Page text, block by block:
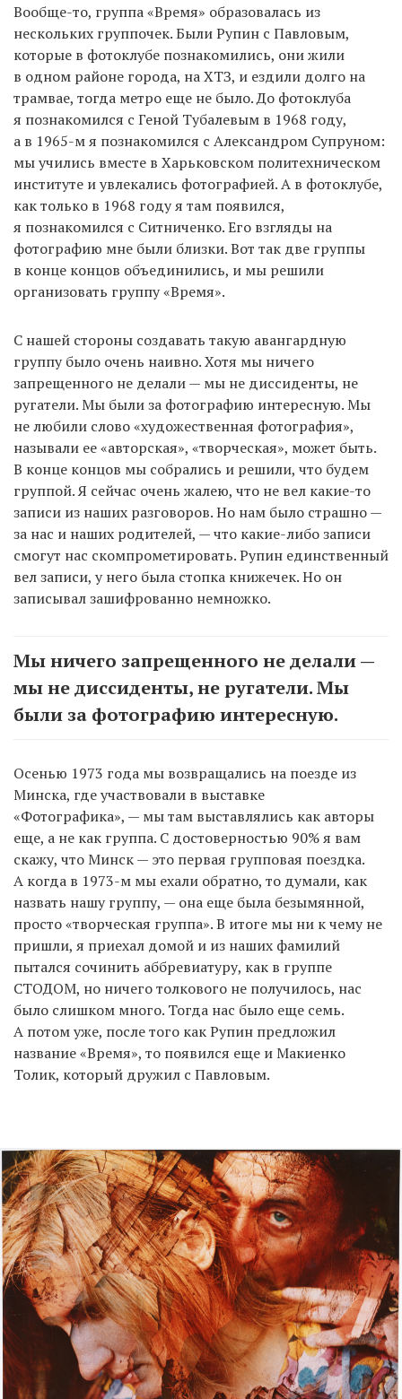
Вообще-то, группа «Время» образовалась из
нескольких группочек. Были Рупин с Павловым,
которые в фотоклубе познакомились, они жили
в одном районе города, на ХТЗ, и ездили долго на
трамвае, тогда метро еще не было. До фотоклуба
я познакомился с Геной Тубалевым в 1968 году,
а в 1965-м я познакомился с Александром Супруном:
мы учились вместе в Харьковском политехническом
институте и увлекались фотографией. А в фотоклубе,
как только в 1968 году я там появился,
я познакомился с Ситниченко. Его взгляды на
фотографию мне были близки. Вот так две группы
в конце концов объединились, и мы решили
организовать группу «Время».
С нашей стороны создавать такую авангардную
группу было очень наивно. Хотя мы ничего
запрещенного не делали — мы не диссиденты, не
ругатели. Мы были за фотографию интересную. Мы
не любили слово «художественная фотография»,
называли ее «авторская», «творческая», может быть.
В конце концов мы собрались и решили, что будем
группой. Я сейчас очень жалею, что не вел какие-то
записи из наших разговоров. Но нам было страшно —
за нас и наших родителей, — что какие-либо записи
смогут нас скомпрометировать. Рупин единственный
вел записи, у него была стопка книжечек. Но он
записывал зашифрованно немножко.
Мы ничего запрещенного не делали —
мы не диссиденты, не ругатели. Мы
были за фотографию интересную.
Осенью 1973 года мы возвращались на поезде из
Минска, где участвовали в выставке
«Фотографика», — мы там выставлялись как авторы
еще, а не как группа. С достоверностью 90% я вам
скажу, что Минск — это первая групповая поездка.
А когда в 1973-м мы ехали обратно, то думали, как
назвать нашу группу, — она еще была безымянной,
просто «творческая группа». В итоге мы ни к чему не
пришли, я приехал домой и из наших фамилий
пытался сочинить аббревиатуру, как в группе
СТОДОМ, но ничего толкового не получилось, нас
было слишком много. Тогда нас было еще семь.
А потом уже, после того как Рупин предложил
название «Время», то появился еще и Макиенко
Толик, который дружил с Павловым.